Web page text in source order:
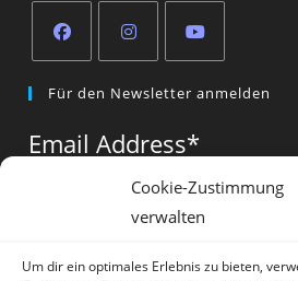
Cookie-Zustimmung
verwalten
Um dir ein optimales Erlebnis zu bieten,
in
new
in
new
in
new
tab
Für den Newsletter anmelden
Email Address*
Vorname*